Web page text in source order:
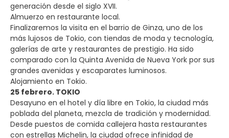
generación desde el siglo XVII.
Almuerzo en restaurante local.
Finalizaremos la visita en el barrio de Ginza, uno de los
más lujosos de Tokio, con tiendas de moda y tecnología,
galerías de arte y restaurantes de prestigio. Ha sido
comparado con la Quinta Avenida de Nueva York por sus
grandes avenidas y escaparates luminosos.
Alojamiento en Tokio.
25 febrero. TOKIO
Desayuno en el hotel y día libre en Tokio, la ciudad más
poblada del planeta, mezcla de tradición y modernidad.
Desde puestos de comida callejera hasta restaurantes
con estrellas Michelin, la ciudad ofrece infinidad de